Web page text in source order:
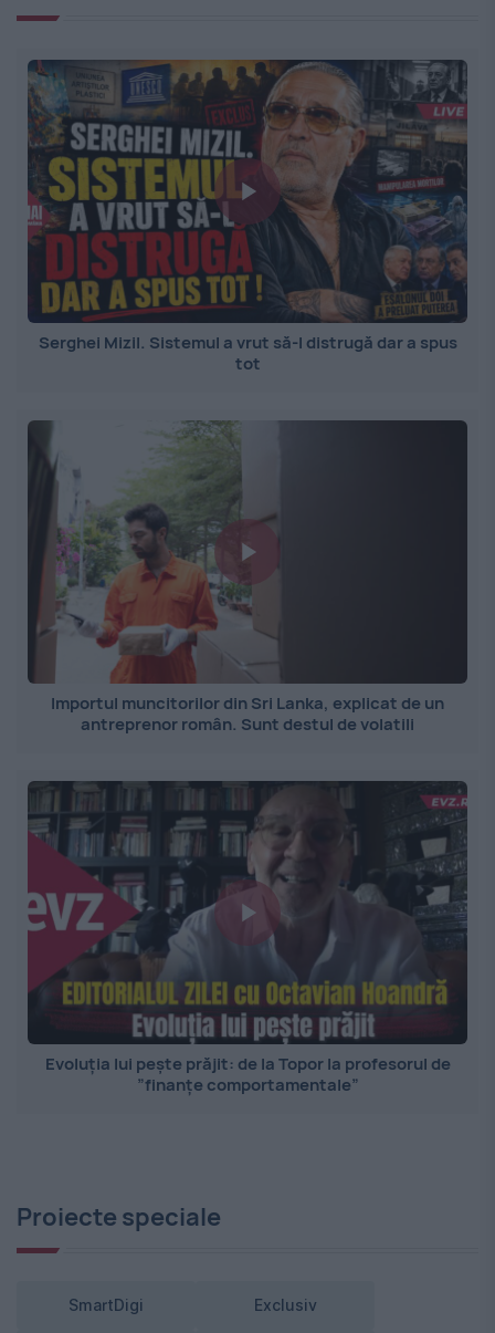
Serghei Mizil. Sistemul a vrut să-l distrugă dar a spus
tot
Importul muncitorilor din Sri Lanka, explicat de un
antreprenor român. Sunt destul de volatili
Evoluția lui pește prăjit: de la Topor la profesorul de
”finanțe comportamentale”
Proiecte speciale
SmartDigi Exclusiv